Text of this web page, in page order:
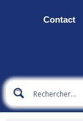
Contact